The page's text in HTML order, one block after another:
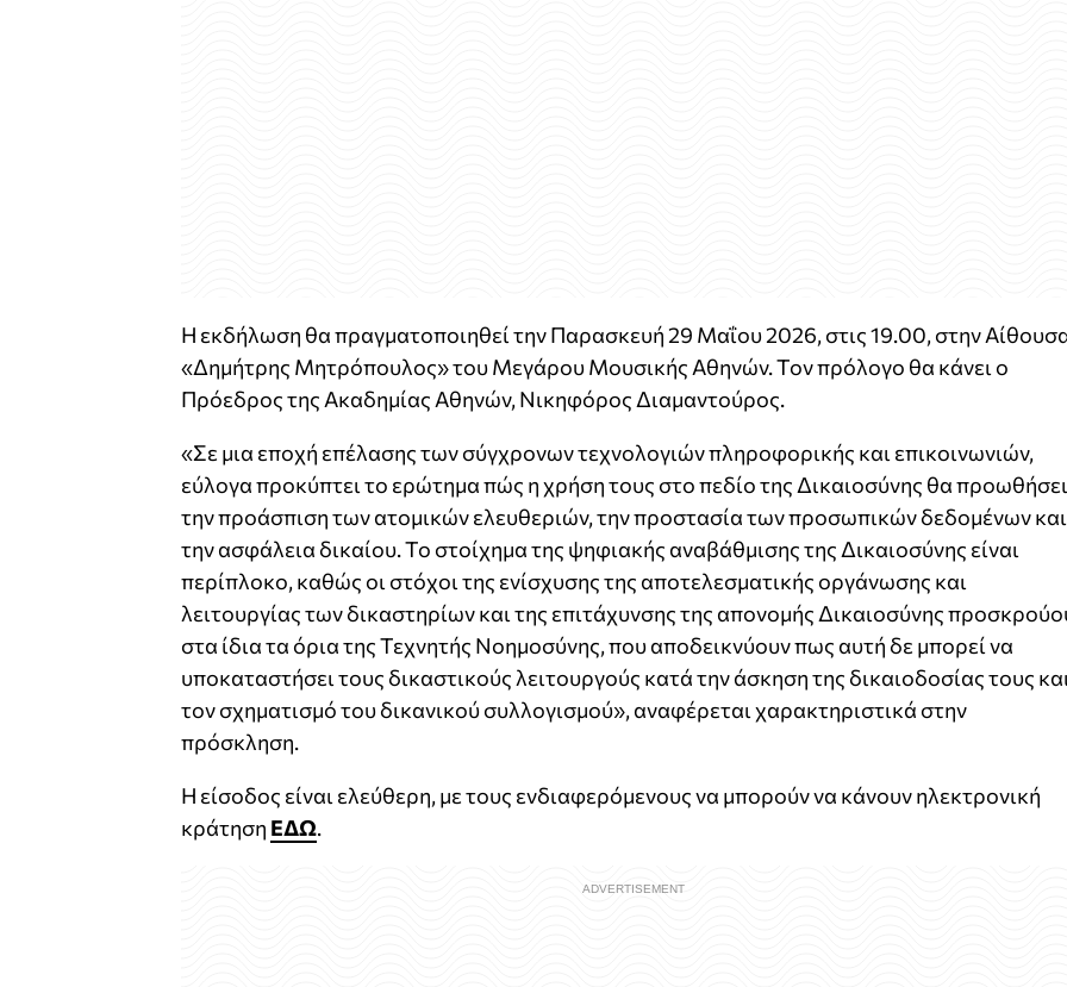
Η εκδήλωση θα πραγματοποιηθεί την Παρασκευή 29 Μαΐου 2026, στις 19.00, στην
«Δημήτρης Μητρόπουλος» του Μεγάρου Μουσικής Αθηνών. Τον πρόλογο θα κάνει ο
Πρόεδρος της Ακαδημίας Αθηνών, Νικηφόρος Διαμαντούρος.
«Σε μια εποχή επέλασης των σύγχρονων τεχνολογιών πληροφορικής και επικοινωνιών,
εύλογα προκύπτει το ερώτημα πώς η χρήση τους στο πεδίο της Δικαιοσύνης θα προωθήσει
την προάσπιση των ατομικών ελευθεριών, την προστασία των προσωπικών δεδομένων και
την ασφάλεια δικαίου. Το στοίχημα της ψηφιακής αναβάθμισης της Δικαιοσύνης είναι
περίπλοκο, καθώς οι στόχοι της ενίσχυσης της αποτελεσματικής οργάνωσης και
λειτουργίας των δικαστηρίων και της επιτάχυνσης της απονομής Δικαιοσύνης
στα ίδια τα όρια της Τεχνητής Νοημοσύνης, που αποδεικνύουν πως αυτή δε μπορεί να
υποκαταστήσει τους δικαστικούς λειτουργούς κατά την άσκηση της δικαιοδοσίας τους
τον σχηματισμό του δικανικού συλλογισμού», αναφέρεται χαρακτηριστικά στην
πρόσκληση.
Η είσοδος είναι ελεύθερη, με τους ενδιαφερόμενους να μπορούν να κάνουν ηλεκτρονική
κράτηση ΕΔΩ.